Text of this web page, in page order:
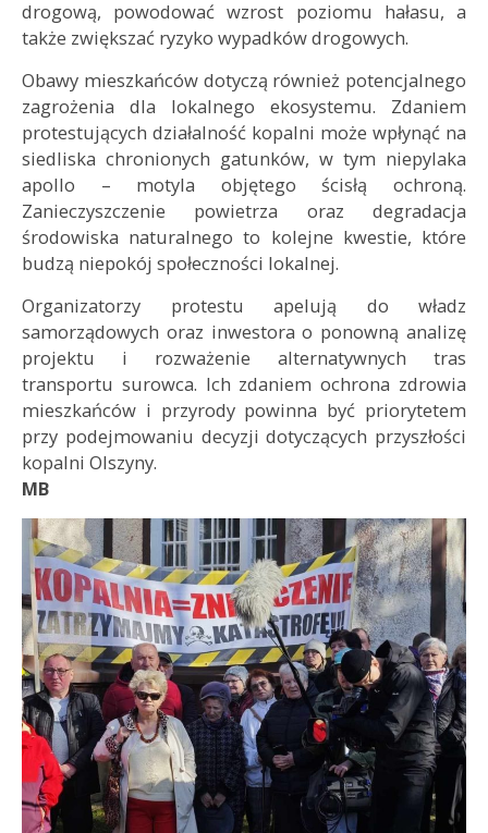
drogową, powodować wzrost poziomu hałasu, a
także zwiększać ryzyko wypadków drogowych.
Obawy mieszkańców dotyczą również potencjalnego
zagrożenia dla lokalnego ekosystemu. Zdaniem
protestujących działalność kopalni może wpłynąć na
siedliska chronionych gatunków, w tym niepylaka
apollo – motyla objętego ścisłą ochroną.
Zanieczyszczenie powietrza oraz degradacja
środowiska naturalnego to kolejne kwestie, które
budzą niepokój społeczności lokalnej.
Organizatorzy protestu apelują do władz
samorządowych oraz inwestora o ponowną analizę
projektu i rozważenie alternatywnych tras
transportu surowca. Ich zdaniem ochrona zdrowia
mieszkańców i przyrody powinna być priorytetem
przy podejmowaniu decyzji dotyczących przyszłości
kopalni Olszyny.
MB